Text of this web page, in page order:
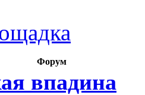
Форум
впадина